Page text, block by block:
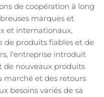
de coopération à long
marques et
et internationaux,
de produits fiables et de
l'entreprise introduit
nouveaux produits
marché et des retours
besoins variés de sa